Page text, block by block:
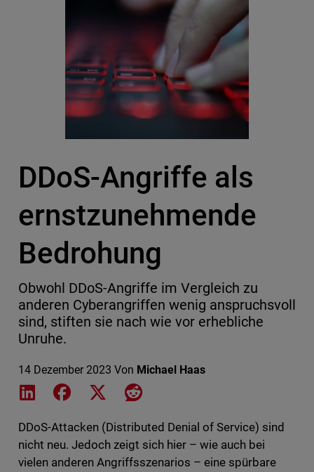
DDoS-Angriffe als
ernstzunehmende
Bedrohung
Obwohl DDoS-Angriffe im Vergleich zu
anderen Cyberangriffen wenig anspruchsvoll
sind, stiften sie nach wie vor erhebliche
Unruhe.
14 Dezember 2023 Von Michael Haas
Share on LinkedIn
Share on Facebook
Share on XShare on Reddit
DDoS-Attacken (Distributed Denial of Service) sind
nicht neu. Jedoch zeigt sich hier – wie auch bei
vielen anderen Angriffsszenarios – eine spürbare